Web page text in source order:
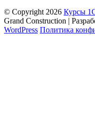
© Copyright 2026 Курсы
Grand Construction |
WordPress Политика